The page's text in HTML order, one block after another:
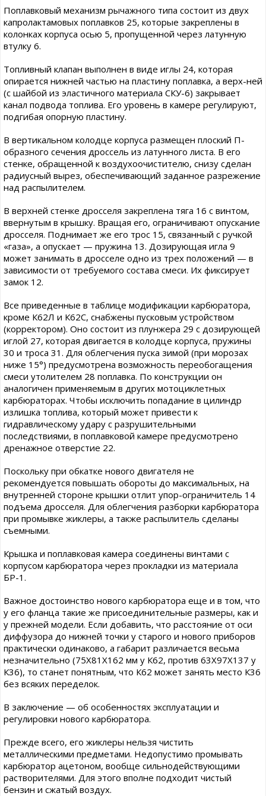
Поплавковый механизм рычажного типа состоит из двух
капролактамовых поплавков 25, которые закреплены в
колонках корпуса осью 5, пропущенной через латунную
втулку 6.
Топливный клапан выполнен в виде иглы 24, которая
опирается нижней частью на пластину поплавка, а верх-ней
(с шайбой из эластичного материала СКУ-6) закрывает
канал подвода топлива. Его уровень в камере регулируют,
подгибая опорную пластину.
В вертикальном колодце корпуса размещен плоский П-
образного сечения дроссель из латунного листа. В его
стенке, обращенной к воздухоочистителю, снизу сделан
радиусный вырез, обеспечивающий заданное разрежение
над распылителем.
В верхней стенке дросселя закреплена тяга 16 с винтом,
ввернутым в крышку. Вращая его, ограничивают опускание
дросселя. Поднимает же его трос 15, связанный с ручкой
«газа», а опускает — пружина 13. Дозирующая игла 9
может занимать в дросселе одно из трех положений — в
зависимости от требуемого состава смеси. Их фиксирует
замок 12.
Все приведенные в таблице модификации карбюратора,
кроме К62Л и К62С, снабжены пусковым устройством
(корректором). Оно состоит из плунжера 29 с дозирующей
иглой 27, которая двигается в колодце корпуса, пружины
30 и троса 31. Для облегчения пуска зимой (при морозах
ниже 15°) предусмотрена возможность переобогащения
смеси утолителем 28 поплавка. По конструкции он
аналогичен применяемым в других мотоциклетных
карбюраторах. Чтобы исключить попадание в цилиндр
излишка топлива, который может привести к
гидравлическому удару с разрушительными
последствиями, в поплавковой камере предусмотрено
дренажное отверстие 22.
Поскольку при обкатке нового двигателя не
рекомендуется повышать обороты до максимальных, на
внутренней стороне крышки отлит упор-ограничитель 14
подъема дросселя. Для облегчения разборки карбюратора
при промывке жиклеры, а также распылитель сделаны
съемными.
Крышка и поплавковая камера соединены винтами с
корпусом карбюратора через прокладки из материала
БР-1.
Важное достоинство нового карбюратора еще и в том, что
у его фланца такие же присоединительные размеры, как и
у прежней модели. Если добавить, что расстояние от оси
диффузора до нижней точки у старого и нового приборов
практически одинаково, а габарит различается весьма
незначительно (75X81X162 мм у К62, против 63X97X137 у
К36), то станет понятным, что К62 может занять место К36
без всяких переделок.
В заключение — об особенностях эксплуатации и
регулировки нового карбюратора.
Прежде всего, его жиклеры нельзя чистить
металлическими предметами. Недопустимо промывать
карбюратор ацетоном, вообще сильнодействующими
растворителями. Для этого вполне подходит чистый
бензин и сжатый воздух.